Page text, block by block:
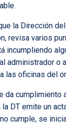
la Dirección del
revisa varios
incumpliendo
administrador o
las oficinas del
da cumplimiento
DT emite un
cumple, se